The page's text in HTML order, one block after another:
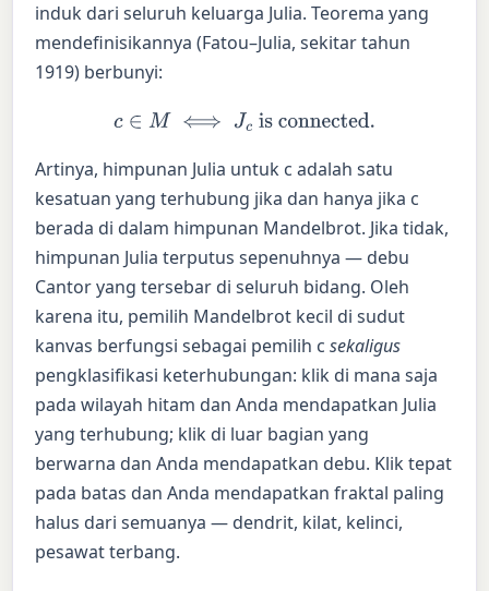
induk dari seluruh keluarga Julia. Teorema yang
mendefinisikannya (Fatou–Julia, sekitar tahun
1919) berbunyi:
c∈ M⟺Jc is connected.
Artinya, himpunan Julia untuk c adalah satu
kesatuan yang terhubung jika dan hanya jika c
berada di dalam himpunan Mandelbrot. Jika tidak,
himpunan Julia terputus sepenuhnya — debu
Cantor yang tersebar di seluruh bidang. Oleh
karena itu, pemilih Mandelbrot kecil di sudut
kanvas berfungsi sebagai pemilih csekaligus
pengklasifikasi keterhubungan: klik di mana saja
pada wilayah hitam dan Anda mendapatkan Julia
yang terhubung; klik di luar bagian yang
berwarna dan Anda mendapatkan debu. Klik tepat
pada batas dan Anda mendapatkan fraktal paling
halus dari semuanya — dendrit, kilat, kelinci,
pesawat terbang.